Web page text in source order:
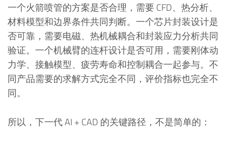
一个火箭喷管的方案是否合理，需要 CFD、热分析、
材料模型和边界条件共同判断。一个芯片封装设计是
否可靠，需要电磁、热机械耦合和封装应力分析共同
验证。一个机械臂的连杆设计是否可用，需要刚体动
力学、接触模型、疲劳寿命和控制耦合一起参与。不
同产品需要的求解方式完全不同，评价指标也完全不
同。
所以，下一代 AI + CAD 的关键路径，不是简单的：